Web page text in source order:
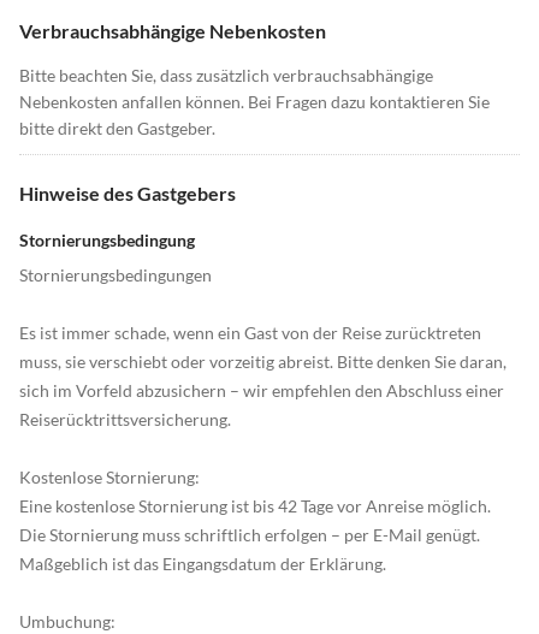
Verbrauchsabhängige Nebenkosten
Bitte beachten Sie, dass zusätzlich verbrauchsabhängige
Nebenkosten anfallen können. Bei Fragen dazu kontaktieren Sie
bitte direkt den Gastgeber.
Hinweise des Gastgebers
Stornierungsbedingung
Stornierungsbedingungen
Es ist immer schade, wenn ein Gast von der Reise zurücktreten
muss, sie verschiebt oder vorzeitig abreist. Bitte denken Sie daran,
sich im Vorfeld abzusichern – wir empfehlen den Abschluss einer
Reiserücktrittsversicherung.
Kostenlose Stornierung:
Eine kostenlose Stornierung ist bis 42 Tage vor Anreise möglich.
Die Stornierung muss schriftlich erfolgen – per E-Mail genügt.
Maßgeblich ist das Eingangsdatum der Erklärung.
Umbuchung: